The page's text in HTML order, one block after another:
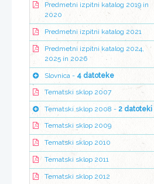
Predmetni izpitni katalog 2019 in
2020
Predmetni izpitni katalog 2021
Predmetni izpitni katalog 2024,
2025 in 2026
Slovnica - 4 datoteke
Tematski sklop 2007
Tematski sklop 2008 - 2 datoteki
Tematski sklop 2009
Tematski sklop 2010
Tematski sklop 2011
Tematski sklop 2012